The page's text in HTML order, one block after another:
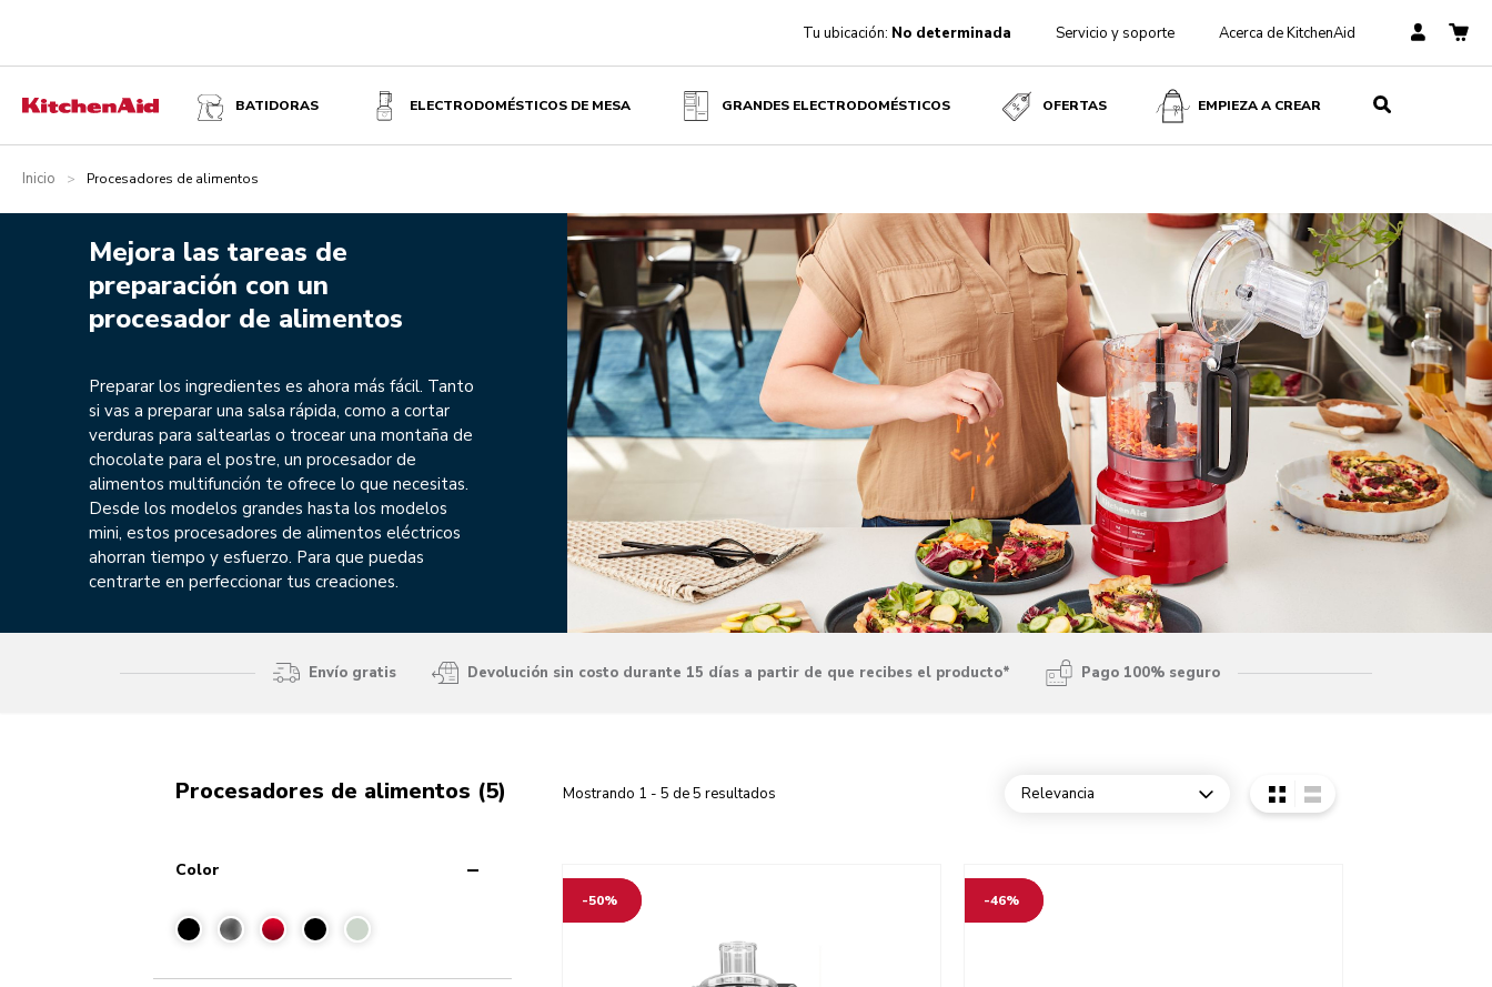
Tu ubicación: No determinada Servicio y soporte Acerca de KitchenAid
BATIDORAS ELECTRODOMÉSTICOS DE MESA GRANDES ELECTRODOMÉSTICOS OFERTAS EMPIEZA A CREAR
Inicio > Procesadores de alimentos
Mejora las tareas de
preparación con un
procesador de alimentos
Preparar los ingredientes es ahora más fácil. Tanto
si vas a preparar una salsa rápida, como a cortar
verduras para saltearlas o trocear una montaña de
chocolate para el postre, un procesador de
alimentos multifunción te ofrece lo que necesitas.
Desde los modelos grandes hasta los modelos
mini, estos procesadores de alimentos eléctricos
ahorran tiempo y esfuerzo. Para que puedas
centrarte en perfeccionar tus creaciones.
Envío gratis Devolución sin costo durante 15 días a partir de que recibes el producto* Pago 100% seguro
Mostrando 1 - 5 de5 resultados Relevancia
Open dropdown
Procesadores de alimentos (5)
Color
-50% -46%